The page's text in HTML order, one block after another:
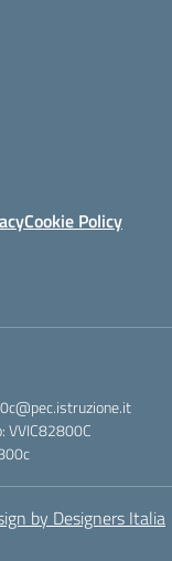
Cookie Policy
VVIC82800C
by Designers Italia